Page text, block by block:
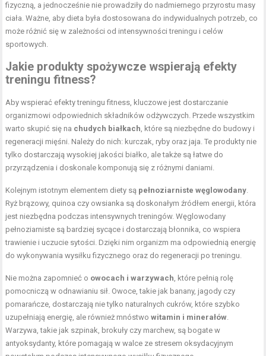
fizyczną, a jednocześnie nie prowadziły do nadmiernego przyrostu masy
ciała. Ważne, aby dieta była dostosowana do indywidualnych potrzeb, co
może różnić się w zależności od intensywności treningu i celów
sportowych.
Jakie produkty spożywcze wspierają efekty
treningu fitness?
Aby wspierać efekty treningu fitness, kluczowe jest dostarczanie
organizmowi odpowiednich składników odżywczych. Przede wszystkim
warto skupić się na chudych białkach, które są niezbędne do budowy i
regeneracji mięśni. Należy do nich: kurczak, ryby oraz jaja. Te produkty nie
tylko dostarczają wysokiej jakości białko, ale także są łatwe do
przyrządzenia i doskonale komponują się z różnymi daniami.
Kolejnym istotnym elementem diety są pełnoziarniste węglowodany.
Ryż brązowy, quinoa czy owsianka są doskonałym źródłem energii, która
jest niezbędna podczas intensywnych treningów. Węglowodany
pełnoziarniste są bardziej sycące i dostarczają błonnika, co wspiera
trawienie i uczucie sytości. Dzięki nim organizm ma odpowiednią energię
do wykonywania wysiłku fizycznego oraz do regeneracji po treningu.
Nie można zapomnieć o owocach i warzywach, które pełnią rolę
pomocniczą w odnawianiu sił. Owoce, takie jak banany, jagody czy
pomarańcze, dostarczają nie tylko naturalnych cukrów, które szybko
uzupełniają energię, ale również mnóstwowitamin i minerałów.
Warzywa, takie jak szpinak, brokuły czy marchew, są bogate w
antyoksydanty, które pomagają w walce ze stresem oksydacyjnym